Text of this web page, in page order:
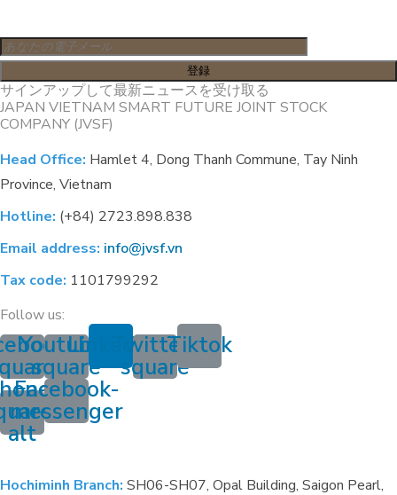
サインアップして最新ニュースを受け取る
JAPAN VIETNAM SMART FUTURE JOINT STOCK
COMPANY (JVSF)
Head Office: Hamlet 4, Dong Thanh Commune, Tay Ninh
Province, Vietnam
Hotline: (+84) 2723.898.838
Email address: info@jvsf.vn
Tax code: 1101799292
Follow us:
Youtube-
square
LinkedinTwitter-
square
Tiktok
alt
Facebook-
messenger
Hochiminh Branch: SH06-SH07, Opal Building, Saigon Pearl,